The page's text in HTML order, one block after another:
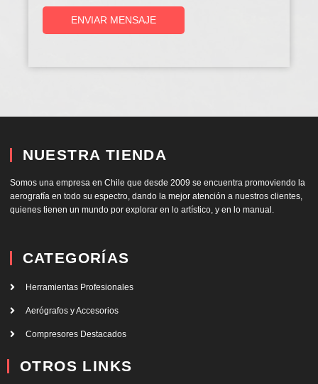
ENVIAR MENSAJE
NUESTRA TIENDA
Somos una empresa en Chile que desde 2009 se encuentra promoviendo la
aerografía en todo su espectro, dando la mejor atención a nuestros clientes,
quienes tienen un mundo por explorar en lo artístico, y en lo manual.
CATEGORÍAS
Herramientas Profesionales
Aerógrafos y Accesorios
Compresores Destacados
OTROS LINKS